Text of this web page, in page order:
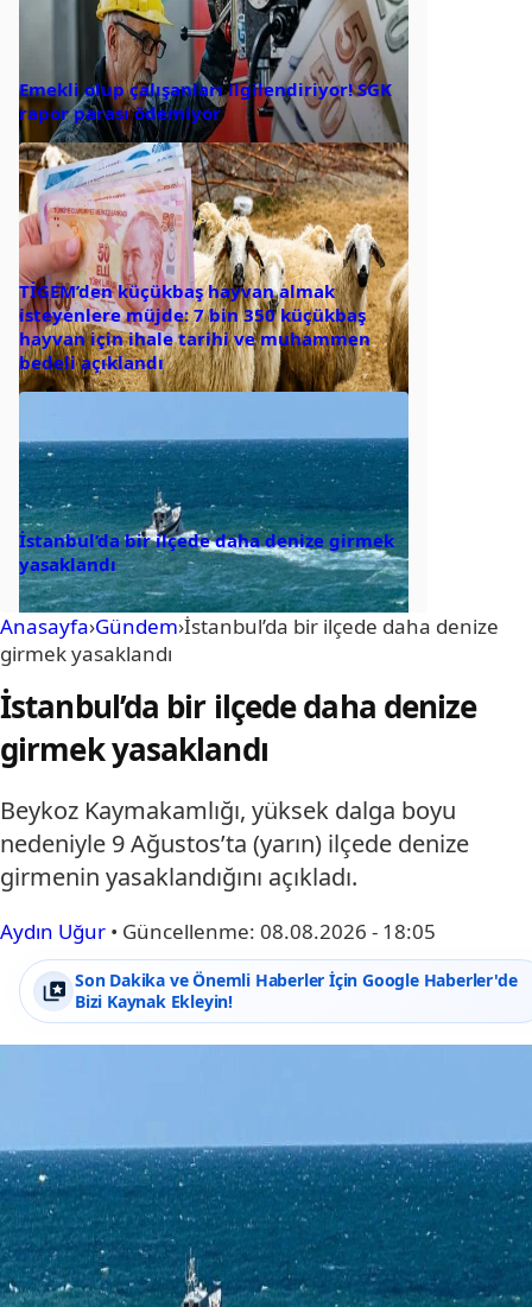
Emekli olup çalışanları ilgilendiriyor! SGK
rapor parası ödemiyor
TİGEM’den küçükbaş hayvan almak
isteyenlere müjde: 7 bin 350 küçükbaş
hayvan için ihale tarihi ve muhammen
bedeli açıklandı
İstanbul’da bir ilçede daha denize girmek
yasaklandı
Anasayfa›Gündem›İstanbul’da bir ilçede daha denize
girmek yasaklandı
İstanbul’da bir ilçede daha denize
girmek yasaklandı
Beykoz Kaymakamlığı, yüksek dalga boyu
nedeniyle 9 Ağustos’ta (yarın) ilçede denize
girmenin yasaklandığını açıkladı.
Aydın Uğur • Güncellenme: 08.08.2026 - 18:05
Son Dakika ve Önemli Haberler İçin Google Haberler'de
Bizi Kaynak Ekleyin!